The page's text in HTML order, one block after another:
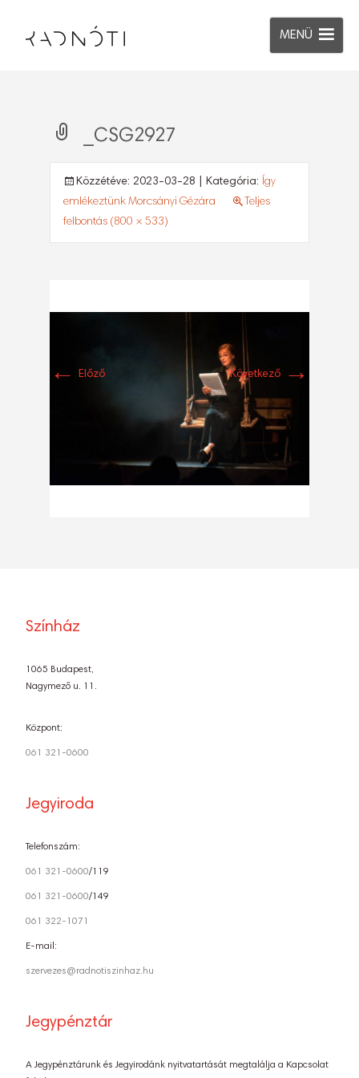
MENÜ
_CSG2927
Közzétéve: 2023-03-28 | Kategória: Így
emlékeztünk Morcsányi Gézára
Teljes
felbontás (800 × 533)
← Előző Következő →
Színház
1065 Budapest,
Nagymező u. 11.
Központ:
061 321-0600
Jegyiroda
Telefonszám:
061 321-0600/119
061 321-0600/149
061 322-1071
E-mail:
szervezes@radnotiszinhaz.hu
Jegypénztár
A Jegypénztárunk és Jegyirodánk nyitvatartását megtalálja a Kapcsolat